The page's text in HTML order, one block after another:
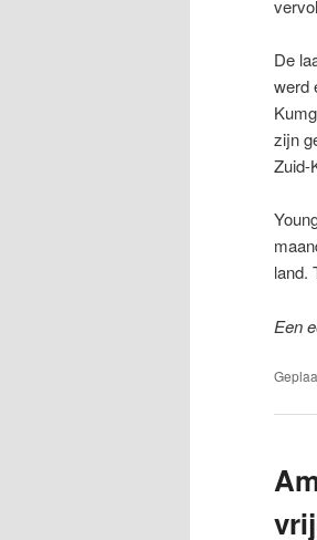
De
werd
zijn
Zuid-
land.
Een